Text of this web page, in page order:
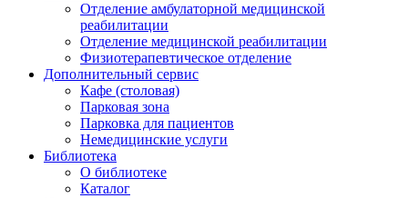
Отделение амбулаторной медицинской
реабилитации
Отделение медицинской реабилитации
Физиотерапевтическое отделение
Дополнительный сервис
Кафе (столовая)
Парковая зона
Парковка для пациентов
Немедицинские услуги
Библиотека
О библиотеке
Каталог